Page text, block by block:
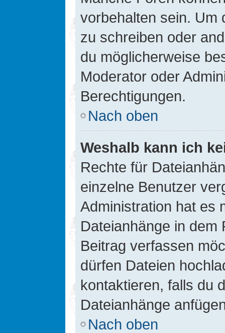
vorbehalten sein. Um
zu schreiben oder
du möglicherweise
Moderator oder
Berechtigungen.
Nach oben
Weshalb kann ich
Rechte für
einzelne Benutzer
Administration hat es
Dateianhänge in dem
Beitrag verfassen
dürfen Dateien
kontaktieren, falls du
Dateianhänge
Nach oben